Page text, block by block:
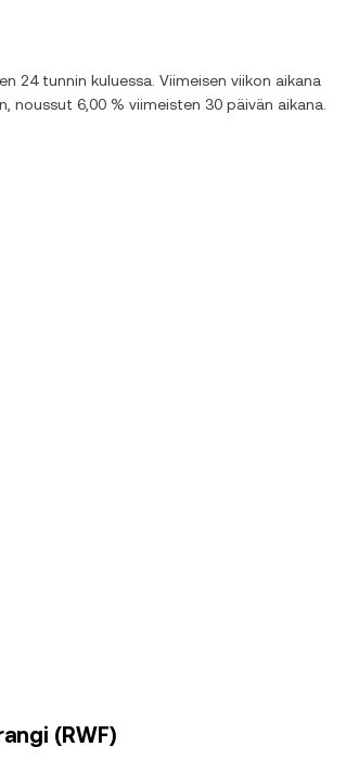
24 tunnin kuluessa. Viimeisen viikon aikana
noussut 6,00 % viimeisten 30 päivän aikana.
(RWF)